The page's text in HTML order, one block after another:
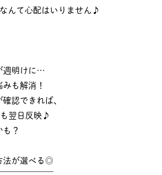
んて心配はいりません♪
週明けに…
も解消！
認できれば、
翌日反映♪
？
法が選べる◎